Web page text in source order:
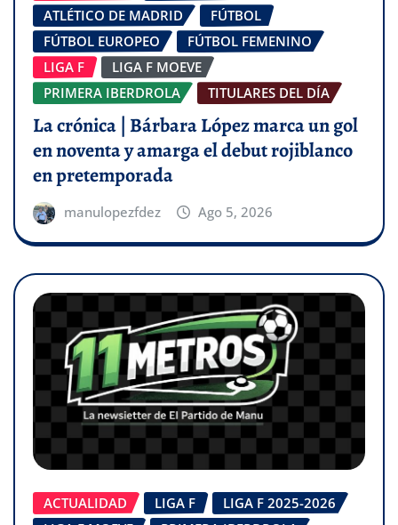
ATLÉTICO DE MADRID
FÚTBOL
FÚTBOL EUROPEO
FÚTBOL FEMENINO
LIGA F
LIGA F MOEVE
PRIMERA IBERDROLA
TITULARES DEL DÍA
La crónica | Bárbara López marca un gol
en noventa y amarga el debut rojiblanco
en pretemporada
manulopezfdez Ago 5, 2026
ACTUALIDAD LIGA F
LIGA F 2025-2026